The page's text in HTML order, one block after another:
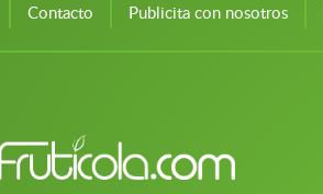
Contacto Publicita con nosotros